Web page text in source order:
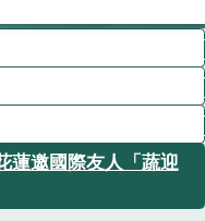
蓮邀國際友人「蔬迎